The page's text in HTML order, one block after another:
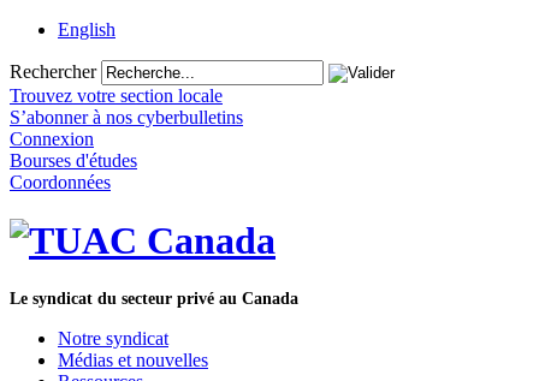
English
Rechercher
Trouvez votre section locale
S’abonner à nos cyberbulletins
Connexion
Bourses d'études
Coordonnées
Le syndicat du secteur privé au Canada
Notre syndicat
Médias et nouvelles